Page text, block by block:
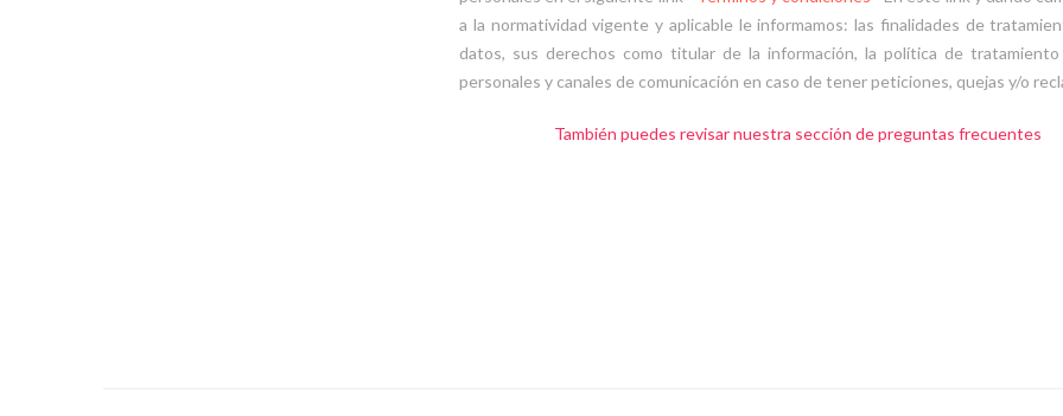
a la normatividad vigente y aplicable le informamos: las finalidades de
datos, sus derechos como titular de la información, la política de
personales y canales de comunicación en caso de tener peticiones, quejas y/o
También puedes revisar nuestra sección de preguntas frecuentes